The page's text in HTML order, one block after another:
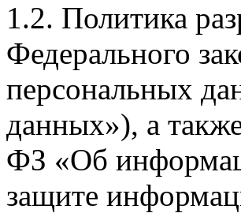
1.2. Политика
Федерального
персональных
данных»), а
ФЗ «Об
защите